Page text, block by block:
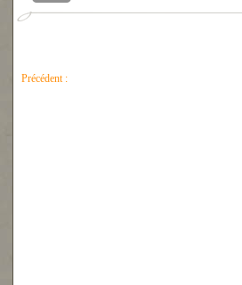
Précédent :